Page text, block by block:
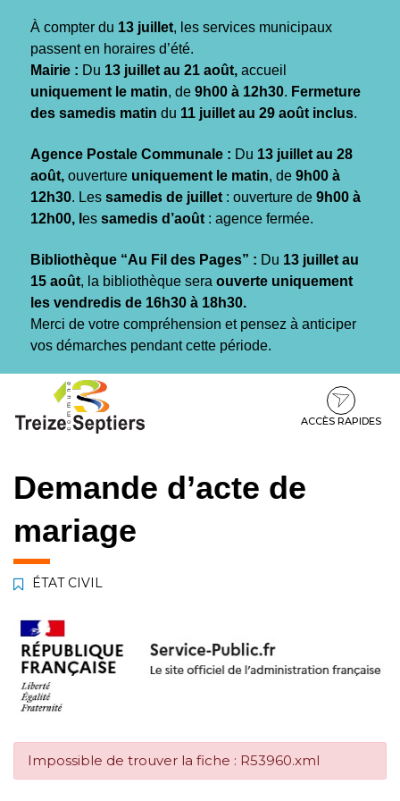
À compter du 13 juillet, les services municipaux
passent en horaires d’été.
Mairie : Du 13 juillet au 21 août, accueil
uniquement le matin, de 9h00 à 12h30. Fermeture
des samedis matin du 11 juillet au 29 août inclus.
Agence Postale Communale : Du 13 juillet au 28
août, ouverture uniquement le matin, de 9h00 à
12h30. Les samedis de juillet : ouverture de 9h00 à
12h00, l es samedis d’août : agence fermée.
Bibliothèque “Au Fil des Pages” : Du 13 juillet au
15 août, la bibliothèque sera ouverte uniquement
les vendredis de 16h30 à 18h30.
Merci de votre compréhension et pensez à anticiper
vos démarches pendant cette période.
contenu
pied
ACCÈS RAPIDES
Demande d’acte de
mariage
ÉTAT CIVIL
Impossible de trouver la fiche : R53960.xml